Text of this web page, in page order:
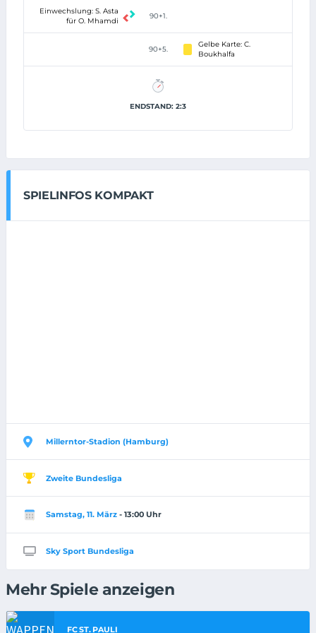
Einwechslung: S. Asta
für O. Mhamdi
90+1.
90+5.
Gelbe Karte: C.
Boukhalfa
ENDSTAND: 2:3
SPIELINFOS KOMPAKT
Millerntor-Stadion (Hamburg)
Zweite Bundesliga
Samstag, 11. März - 13:00 Uhr
Sky Sport Bundesliga
Mehr Spiele anzeigen
FC ST. PAULI